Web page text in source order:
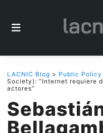
LACNIC Blog > Public Policy
Society): “Internet requiere
actores”